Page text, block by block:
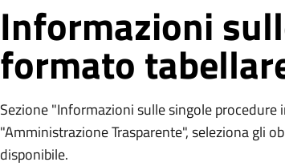
Informazioni
formato
Sezione "Informazioni sulle singole
"Amministrazione Trasparente", seleziona gli
disponibile.